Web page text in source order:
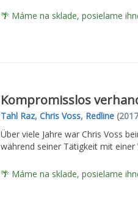
🌴 Máme na sklade, posielame
Kompromisslos
Tahl Raz, Chris Voss, Redline
Über viele Jahre war Chris Voss
während seiner Tätigkeit mit einer
🌴 Máme na sklade, posielame